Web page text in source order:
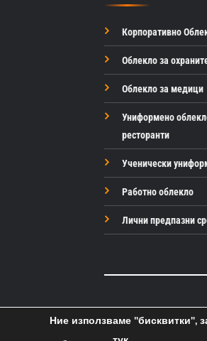
Корпоративно
Облекло за
Облекло за медици
Униформено
ресторанти
Ученически
Работно облекло
Лични предпазни
Ние използваме "бисквитки",